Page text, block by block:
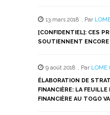
13 mars 2018 Par
[CONFIDENTIEL]: CES
SOUTIENNENT ENCORE
9 août 2018 Par LOME
ÉLABORATION DE
FINANCIÈRE: LA
FINANCIÈRE AU TOGO